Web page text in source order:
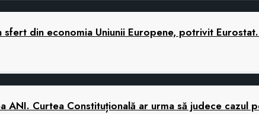
din economia Uniunii Europene, potrivit
ANI. Curtea Constituțională ar urma să judece cazul